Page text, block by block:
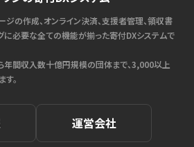
ジの作成、オンライン決済、支援者管理、領収書
に必要な全ての機能が揃った寄付DXシステムで
年間収入数十億円規模の団体まで、3,000以上
。
運営会社